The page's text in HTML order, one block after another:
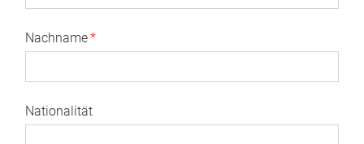
Nachname*
Nationalität